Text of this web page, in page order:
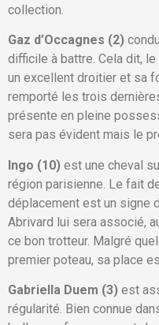
collection.
Gaz d’Occagnes (2)
difficile à battre. Cela dit,
un excellent droitier et sa
remporté les trois
présente en pleine
sera pas évident mais le
Ingo (10) est une cheval
région parisienne. Le fait
déplacement est un signe
Abrivard lui sera associé,
ce bon trotteur. Malgré
premier poteau, sa place
Gabriella Duem (3) est
régularité. Bien connue